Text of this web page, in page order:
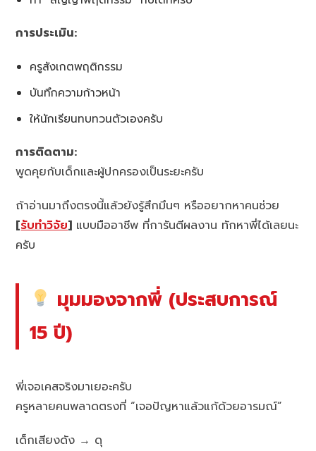
การประเมิน:
ครูสังเกตพฤติกรรม
บันทึกความก้าวหน้า
ให้นักเรียนทบทวนตัวเองครับ
การติดตาม:
พูดคุยกับเด็กและผู้ปกครองเป็นระยะครับ
ถ้าอ่านมาถึงตรงนี้แล้วยังรู้สึกมึนๆ หรืออยากหาคนช่วย
[รับทำวิจัย] แบบมืออาชีพ ที่การันตีผลงาน ทักหาพี่ได้เลยนะ
ครับ
มุมมองจากพี่ (ประสบการณ์
15 ปี)
พี่เจอเคสจริงมาเยอะครับ
ครูหลายคนพลาดตรงที่ “เจอปัญหาแล้วแก้ด้วยอารมณ์”
เด็กเสียงดัง → ดุ